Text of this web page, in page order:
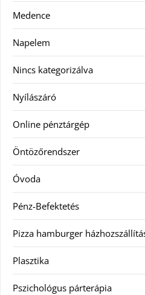
Medence
Napelem
Nincs kategorizálva
Nyílászáró
Online pénztárgép
Öntözőrendszer
Óvoda
Pénz-Befektetés
Pizza hamburger
Plasztika
Pszichológus párterápia